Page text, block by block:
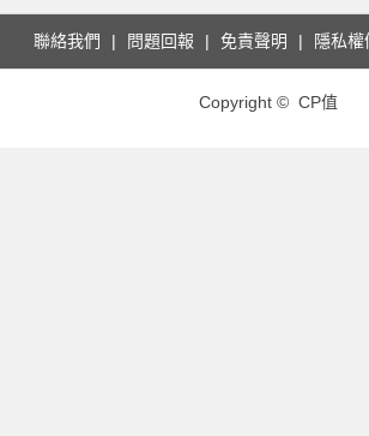
聯絡我們 問題回報 免責聲明 隱私權
Copyright © CP值